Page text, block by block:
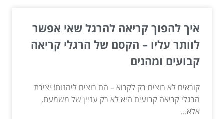
איך להפוך קריאה להרגל שאי אפשר
לוותר עליו – הקסם של הרגלי קריאה
קבועים ומהנים
קוראים לא רוצים רק לקרוא – הם רוצים ליהנות! יצירת
הרגלי קריאה קבועים היא לא רק עניין של משמעת,
אלא...